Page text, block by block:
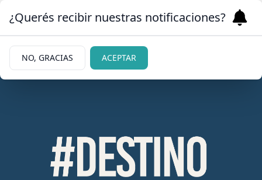
¿Querés recibir nuestras notificaciones?
NO, GRACIAS ACEPTAR